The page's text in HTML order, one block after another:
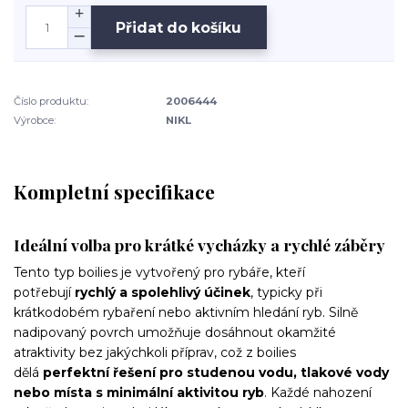
Přidat do košíku
Číslo produktu:
2006444
Výrobce:
NIKL
Kompletní specifikace
Ideální volba pro krátké vycházky a rychlé záběry
Tento typ boilies je vytvořený pro rybáře, kteří
potřebují rychlý a spolehlivý účinek, typicky při
krátkodobém rybaření nebo aktivním hledání ryb. Silně
nadipovaný povrch umožňuje dosáhnout okamžité
atraktivity bez jakýchkoli příprav, což z boilies
dělá perfektní řešení pro studenou vodu, tlakové vody
nebo místa s minimální aktivitou ryb. Každé nahození